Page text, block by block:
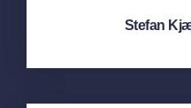
Stefan